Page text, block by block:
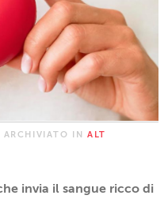
ARCHIVIATO INALT
invia il sangue ricco di